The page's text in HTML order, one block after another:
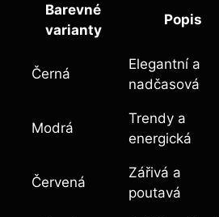
Barevné
varianty
Popis
Černá
Elegantní a
nadčasová
Modrá
Trendy a
energická
Červená
Zářivá a
poutavá